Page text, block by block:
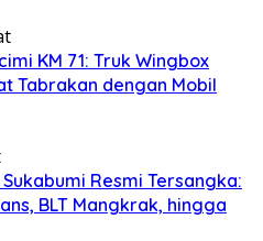
KM 71: Truk Wingbox
Tabrakan dengan Mobil
Resmi Tersangka:
BLT Mangkrak, hingga